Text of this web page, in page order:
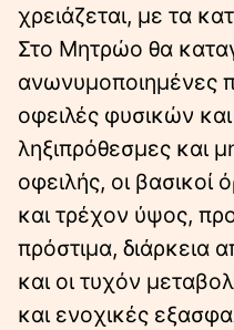
χρειάζεται, με τα
Στο Μητρώο θα
ανωνυμοποιημένες
οφειλές φυσικών
ληξιπρόθεσμες και
οφειλής, οι βασικοί
και τρέχον ύψος,
πρόστιμα, διάρκεια
και οι τυχόν
και ενοχικές